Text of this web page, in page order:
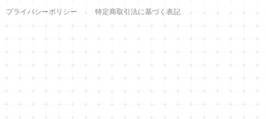
プライバシーポリシー 特定商取引法に基づく表記